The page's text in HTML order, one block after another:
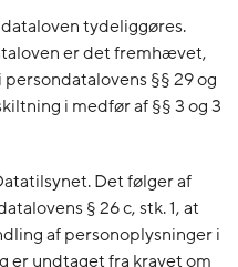
tydeliggøres.
er det fremhævet,
§§ 29 og
i medfør af §§ 3 og 3
Det følger af
§ 26 c, stk. 1, at
af personoplysninger i
er undtaget fra kravet om